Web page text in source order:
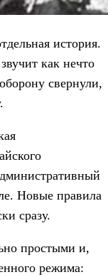
история.
как нечто
свернули,
Новые правила
сразу.
простыми и,
режима: